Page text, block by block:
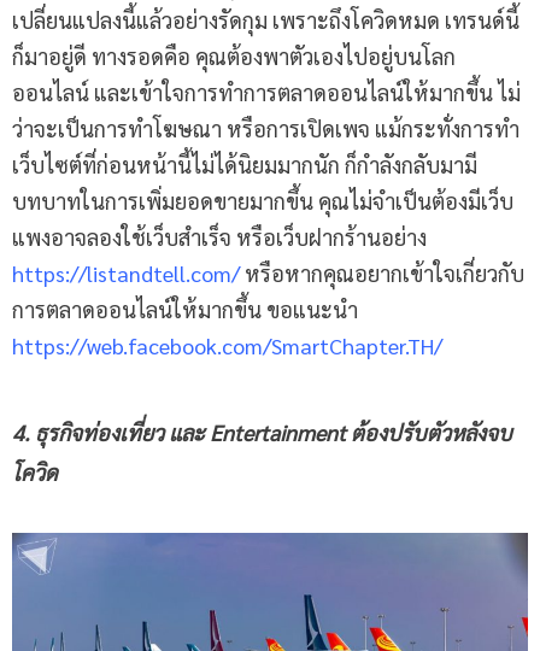
เปลี่ยนแปลงนี้แล้วอย่างรัดกุม เพราะถึงโควิดหมด เทรนด์นี้
ก็มาอยู่ดี ทางรอดคือ คุณต้องพาตัวเองไปอยู่บนโลก
ออนไลน์ และเข้าใจการทำการตลาดออนไลน์ให้มากขึ้น ไม่
ว่าจะเป็นการทำโฆษณา หรือการเปิดเพจ แม้กระทั่งการทำ
เว็บไซต์ที่ก่อนหน้านี้ไม่ได้นิยมมากนัก ก็กำลังกลับมามี
บทบาทในการเพิ่มยอดขายมากขึ้น คุณไม่จำเป็นต้องมีเว็บ
แพงอาจลองใช้เว็บสำเร็จ หรือเว็บฝากร้านอย่าง
https://listandtell.com/หรือหากคุณอยากเข้าใจเกี่ยวกับ
การตลาดออนไลน์ให้มากขึ้น ขอแนะนำ
https://web.facebook.com/SmartChapter.TH/
4. ธุรกิจท่องเที่ยว และ Entertainment ต้องปรับตัวหลังจบ
โควิด